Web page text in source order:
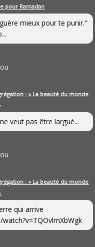
pour Ramadan
mieux pour te punir."
: « La beauté du monde
veut pas être largué...
: « La beauté du monde
qui arrive